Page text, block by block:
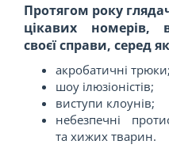
Протягом року
цікавих номерів,
своєї справи, серед
акробатичні трюки;
шоу ілюзіоністів;
виступи клоунів;
небезпечні
та хижих тварин.